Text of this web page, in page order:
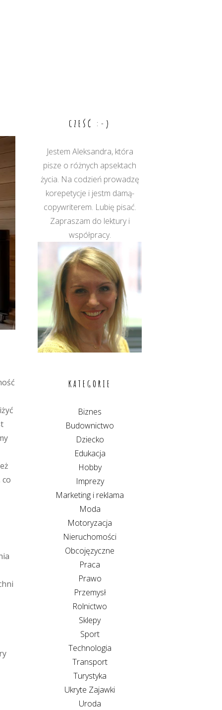
CZEŚĆ :-)
Jestem Aleksandra, która
pisze o różnych apsektach
życia. Na codzień prowadzę
korepetycje i jestm damą-
copywriterem. Lubię pisać.
Zapraszam do lektury i
współpracy.
KATEGORIE
Biznes
Budownictwo
Dziecko
Edukacja
Hobby
Imprezy
Marketing i reklama
Moda
Motoryzacja
Nieruchomości
Obcojęzyczne
Praca
Prawo
Przemysł
Rolnictwo
Sklepy
Sport
Technologia
Transport
Turystyka
Ukryte Zajawki
Uroda